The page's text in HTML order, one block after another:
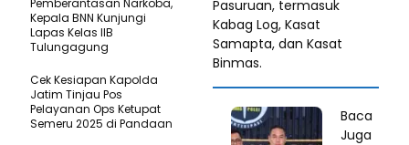
Pasuruan, termasuk
Kabag Log, Kasat
Samapta, dan Kasat
Binmas.
Baca
Juga
Kepala BNN Kunjungi
Lapas Kelas IIB
Tulungagung
Cek Kesiapan Kapolda
Jatim Tinjau Pos
Pelayanan Ops Ketupat
Semeru 2025 di Pandaan